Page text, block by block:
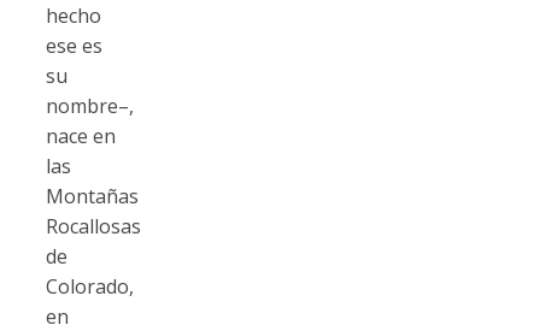
hecho
ese es
su
nombre–,
nace en
las
Montañas
Rocallosas
de
Colorado,
en